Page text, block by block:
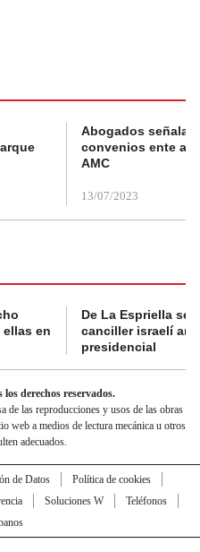
Abogados
convenios ente
AMC
13/07/2023
ellas en
De La Espriella se
canciller israelí
presidencial
derechos reservados.
las reproducciones y usos de las obras
web a medios de lectura mecánica u otros
adecuados.
de Datos
Política de cookies
Soluciones W
Teléfonos